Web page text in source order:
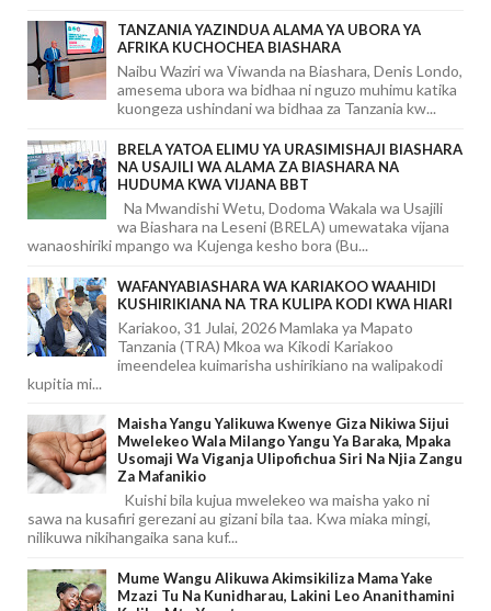
TANZANIA YAZINDUA ALAMA YA UBORA YA
AFRIKA KUCHOCHEA BIASHARA
Naibu Waziri wa Viwanda na Biashara, Denis Londo,
amesema ubora wa bidhaa ni nguzo muhimu katika
kuongeza ushindani wa bidhaa za Tanzania kw...
BRELA YATOA ELIMU YA URASIMISHAJI BIASHARA
NA USAJILI WA ALAMA ZA BIASHARA NA
HUDUMA KWA VIJANA BBT
Na Mwandishi Wetu, Dodoma Wakala wa Usajili
wa Biashara na Leseni (BRELA) umewataka vijana
wanaoshiriki mpango wa Kujenga kesho bora (Bu...
WAFANYABIASHARA WA KARIAKOO WAAHIDI
KUSHIRIKIANA NA TRA KULIPA KODI KWA HIARI
Kariakoo, 31 Julai, 2026 Mamlaka ya Mapato
Tanzania (TRA) Mkoa wa Kikodi Kariakoo
imeendelea kuimarisha ushirikiano na walipakodi
kupitia mi...
Maisha Yangu Yalikuwa Kwenye Giza Nikiwa Sijui
Mwelekeo Wala Milango Yangu Ya Baraka, Mpaka
Usomaji Wa Viganja Ulipofichua Siri Na Njia Zangu
Za Mafanikio
Kuishi bila kujua mwelekeo wa maisha yako ni
sawa na kusafiri gerezani au gizani bila taa. Kwa miaka mingi,
nilikuwa nikihangaika sana kuf...
Mume Wangu Alikuwa Akimsikiliza Mama Yake
Mzazi Tu Na Kunidharau, Lakini Leo Ananithamini